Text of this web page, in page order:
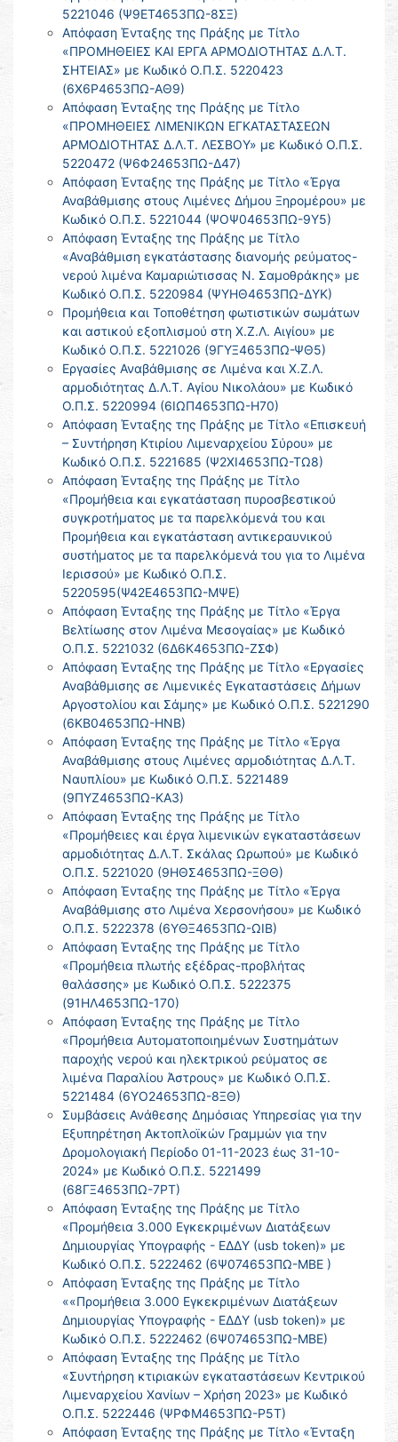
5221046 (Ψ9ΕΤ4653ΠΩ-8ΣΞ)
Απόφαση Ένταξης της Πράξης με Τίτλο
«ΠΡΟΜΗΘΕΙΕΣ ΚΑΙ ΕΡΓΑ ΑΡΜΟΔΙΟΤΗΤΑΣ Δ.Λ.Τ.
ΣΗΤΕΙΑΣ» με Κωδικό Ο.Π.Σ. 5220423
(6Χ6Ρ4653ΠΩ-ΑΘ9)
Απόφαση Ένταξης της Πράξης με Τίτλο
«ΠΡΟΜΗΘΕΙΕΣ ΛΙΜΕΝΙΚΩΝ ΕΓΚΑΤΑΣΤΑΣΕΩΝ
ΑΡΜΟΔΙΟΤΗΤΑΣ Δ.Λ.Τ. ΛΕΣΒΟΥ» με Κωδικό Ο.Π.Σ.
5220472 (Ψ6Φ24653ΠΩ-Δ47)
Απόφαση Ένταξης της Πράξης με Τίτλο «Έργα
Αναβάθμισης στους Λιμένες Δήμου Ξηρομέρου» με
Κωδικό Ο.Π.Σ. 5221044 (ΨΟΨ04653ΠΩ-9Υ5)
Απόφαση Ένταξης της Πράξης με Τίτλο
«Αναβάθμιση εγκατάστασης διανομής ρεύματος-
νερού λιμένα Καμαριώτισσας Ν. Σαμοθράκης» με
Κωδικό Ο.Π.Σ. 5220984 (ΨΥΗΘ4653ΠΩ-ΔΥΚ)
Προμήθεια και Τοποθέτηση φωτιστικών σωμάτων
και αστικού εξοπλισμού στη Χ.Ζ.Λ. Αιγίου» με
Κωδικό Ο.Π.Σ. 5221026 (9ΓΥΞ4653ΠΩ-ΨΘ5)
Εργασίες Αναβάθμισης σε Λιμένα και Χ.Ζ.Λ.
αρμοδιότητας Δ.Λ.Τ. Αγίου Νικολάου» με Κωδικό
Ο.Π.Σ. 5220994 (6ΙΩΠ4653ΠΩ-Η70)
Απόφαση Ένταξης της Πράξης με Τίτλο «Επισκευή
– Συντήρηση Κτιρίου Λιμεναρχείου Σύρου» με
Κωδικό Ο.Π.Σ. 5221685 (Ψ2ΧΙ4653ΠΩ-ΤΩ8)
Απόφαση Ένταξης της Πράξης με Τίτλο
«Προμήθεια και εγκατάσταση πυροσβεστικού
συγκροτήματος με τα παρελκόμενά του και
Προμήθεια και εγκατάσταση αντικεραυνικού
συστήματος με τα παρελκόμενά του για το Λιμένα
Ιερισσού» με Κωδικό Ο.Π.Σ.
5220595(Ψ42Ε4653ΠΩ-ΜΨΕ)
Απόφαση Ένταξης της Πράξης με Τίτλο «Έργα
Βελτίωσης στον Λιμένα Μεσογαίας» με Κωδικό
Ο.Π.Σ. 5221032 (6Δ6Κ4653ΠΩ-ΖΣΦ)
Απόφαση Ένταξης της Πράξης με Τίτλο «Εργασίες
Αναβάθμισης σε Λιμενικές Εγκαταστάσεις Δήμων
Αργοστολίου και Σάμης» με Κωδικό Ο.Π.Σ. 5221290
(6ΚΒ04653ΠΩ-ΗΝΒ)
Απόφαση Ένταξης της Πράξης με Τίτλο «Έργα
Αναβάθμισης στους Λιμένες αρμοδιότητας Δ.Λ.Τ.
Ναυπλίου» με Κωδικό Ο.Π.Σ. 5221489
(9ΠΥΖ4653ΠΩ-ΚΑ3)
Απόφαση Ένταξης της Πράξης με Τίτλο
«Προμήθειες και έργα λιμενικών εγκαταστάσεων
αρμοδιότητας Δ.Λ.Τ. Σκάλας Ωρωπού» με Κωδικό
Ο.Π.Σ. 5221020 (9ΗΘΣ4653ΠΩ-ΞΘΘ)
Απόφαση Ένταξης της Πράξης με Τίτλο «Έργα
Αναβάθμισης στο Λιμένα Χερσονήσου» με Κωδικό
Ο.Π.Σ. 5222378 (6ΥΘΞ4653ΠΩ-ΩΙΒ)
Απόφαση Ένταξης της Πράξης με Τίτλο
«Προμήθεια πλωτής εξέδρας-προβλήτας
θαλάσσης» με Κωδικό Ο.Π.Σ. 5222375
(91ΗΛ4653ΠΩ-170)
Απόφαση Ένταξης της Πράξης με Τίτλο
«Προμήθεια Αυτοματοποιημένων Συστημάτων
παροχής νερού και ηλεκτρικού ρεύματος σε
λιμένα Παραλίου Άστρους» με Κωδικό Ο.Π.Σ.
5221484 (6ΥΟ24653ΠΩ-8ΞΘ)
Συμβάσεις Ανάθεσης Δημόσιας Υπηρεσίας για την
Εξυπηρέτηση Ακτοπλοϊκών Γραμμών για την
Δρομολογιακή Περίοδο 01-11-2023 έως 31-10-
2024» με Κωδικό Ο.Π.Σ. 5221499
(68ΓΞ4653ΠΩ-7ΡΤ)
Απόφαση Ένταξης της Πράξης με Τίτλο
«Προμήθεια 3.000 Εγκεκριμένων Διατάξεων
Δημιουργίας Υπογραφής - ΕΔΔΥ (usb token)» με
Κωδικό Ο.Π.Σ. 5222462 (6Ψ074653ΠΩ-ΜΒΕ )
Απόφαση Ένταξης της Πράξης με Τίτλο
««Προμήθεια 3.000 Εγκεκριμένων Διατάξεων
Δημιουργίας Υπογραφής - ΕΔΔΥ (usb token)» με
Κωδικό Ο.Π.Σ. 5222462 (6Ψ074653ΠΩ-ΜΒΕ)
Απόφαση Ένταξης της Πράξης με Τίτλο
«Συντήρηση κτιριακών εγκαταστάσεων Κεντρικού
Λιμεναρχείου Χανίων – Χρήση 2023» με Κωδικό
Ο.Π.Σ. 5222446 (ΨΡΦΜ4653ΠΩ-Ρ5Τ)
Απόφαση Ένταξης της Πράξης με Τίτλο «Ένταξη